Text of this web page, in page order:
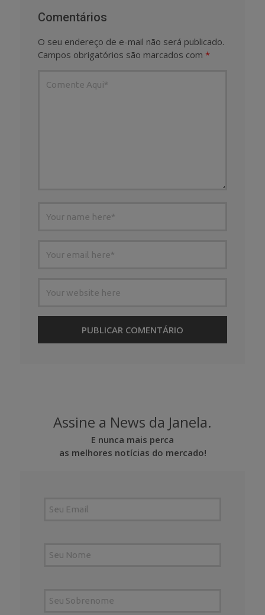
Comentários
O seu endereço de e-mail não será publicado.
Campos obrigatórios são marcados com *
Assine a News da Janela.
E nunca mais perca
as melhores notícias do mercado!